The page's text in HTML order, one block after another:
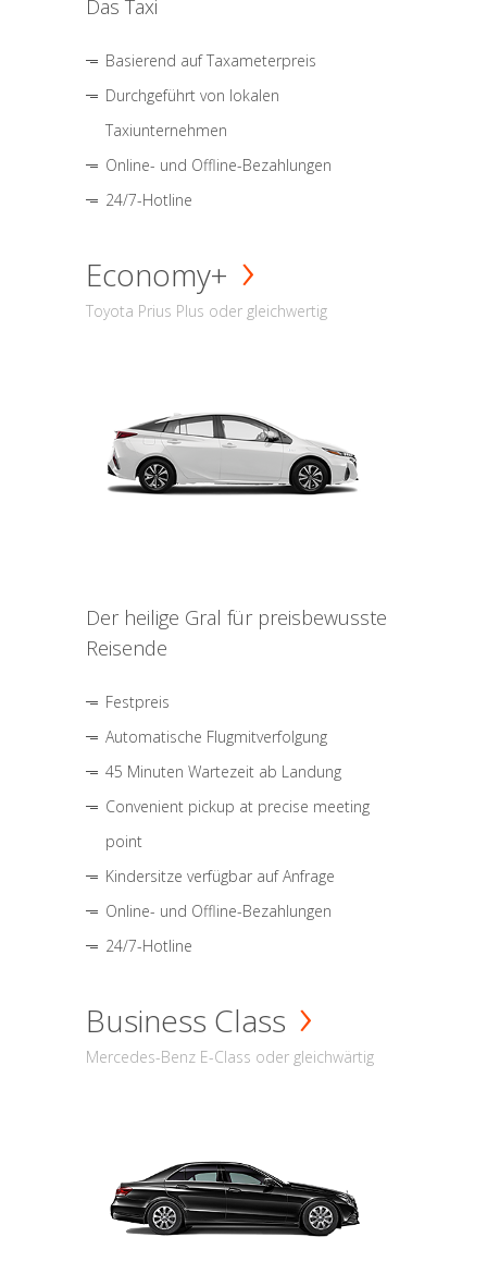
Das Taxi
Basierend auf Taxameterpreis
Durchgeführt von lokalen
Taxiunternehmen
Online- und Offline-Bezahlungen
24/7-Hotline
Economy+
Toyota Prius Plus oder gleichwertig
Der heilige Gral für preisbewusste
Reisende
Festpreis
Automatische Flugmitverfolgung
45 Minuten Wartezeit ab Landung
Convenient pickup at precise meeting
point
Kindersitze verfügbar auf Anfrage
Online- und Offline-Bezahlungen
24/7-Hotline
Business Class
Mercedes-Benz E-Class oder gleichwärtig